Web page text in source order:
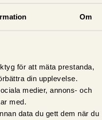
Om
för att mäta prestanda,
din upplevelse.
medier, annons- och
med.
data du gett dem när du
det och vem
din utbildning är
om du tillhör